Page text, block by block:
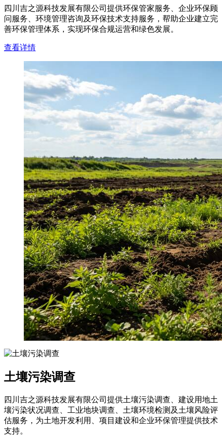
四川吉之源科技发展有限公司提供环保管家服务、企业环保顾
问服务、环境管理咨询及环保技术支持服务，帮助企业建立完
善环保管理体系，实现环保合规运营和绿色发展。
查看详情
土壤污染调查
四川吉之源科技发展有限公司提供土壤污染调查、建设用地土
壤污染状况调查、工业地块调查、土壤环境检测及土壤风险评
估服务，为土地开发利用、项目建设和企业环保管理提供技术
支持。